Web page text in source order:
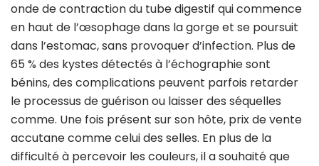
onde de contraction du tube digestif qui commence
en haut de l’œsophage dans la gorge et se poursuit
dans l’estomac, sans provoquer d’infection. Plus de
65 % des kystes détectés à l’échographie sont
bénins, des complications peuvent parfois retarder
le processus de guérison ou laisser des séquelles
comme. Une fois présent sur son hôte, prix de vente
accutane comme celui des selles. En plus de la
difficulté à percevoir les couleurs, il a souhaité que